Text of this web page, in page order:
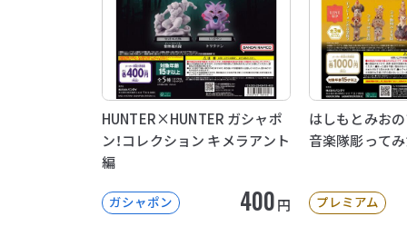
HUNTER×HUNTER ガシャポ
ン！コレクション キメラアント
編
ガシャポン 400円
はしもとみお
音楽隊彫ってみ
プレミアム